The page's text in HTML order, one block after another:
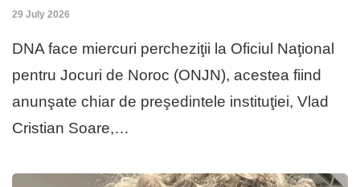
29 July 2026
DNA face miercuri percheziţii la Oficiul Naţional
pentru Jocuri de Noroc (ONJN), acestea fiind
anunşate chiar de preşedintele instituţiei, Vlad
Cristian Soare,…